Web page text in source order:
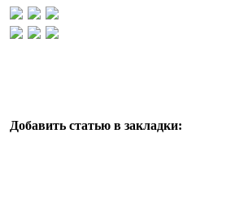
Добавить статью в закладки: